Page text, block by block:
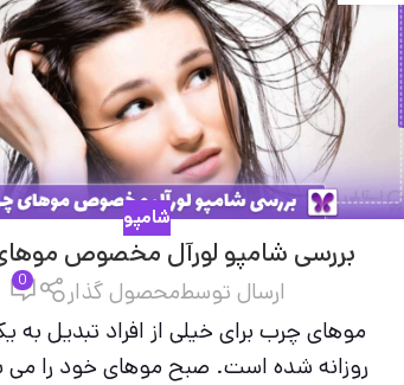
شامپو
بررسی شامپو لورآل مخصوص
ارسال توسطمحصول گذار 0
موهای چرب برای خیلی از افراد تبدیل به
روزانه شده است. صبح موهای خود را می